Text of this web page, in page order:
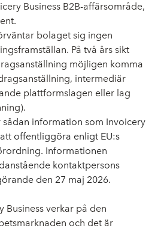
Business B2B-affärsområde,
bolaget sig ingen
På två års sikt
möjligen komma
intermediär
plattformslagen eller lag
information som Invoicery
offentliggöra enligt EU:s
Informationen
kontaktpersons
den 27 maj 2026.
Business verkar på den
och det är